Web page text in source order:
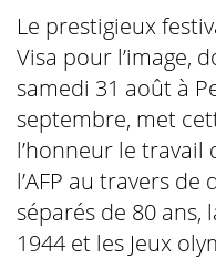
Le prestigieux
Visa pour l’image,
samedi 31 août à
septembre, met
l’honneur le
l’AFP au travers
séparés de 80 ans,
1944 et les Jeux